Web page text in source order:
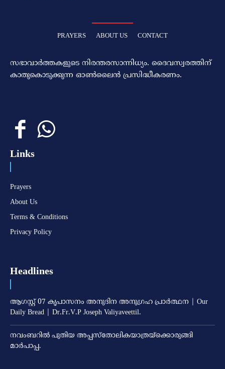
PRAYERS ABOUT US CONTACT
സഭാവാര്‍ത്തകളുടെ നിരന്തരസാന്നിധ്യം. ദൈവസ്വരത്തിന്‌
കാതുകൊടുക്കുന്ന ഓണ്‍ലൈന്‍ പ്രസിദ്ധീകരണം.
Links
Prayers
About Us
Terms & Conditions
Privacy Policy
Headlines
ആഗസ്റ്റ് 07 കൃപാസനം അനുദിന അനുഗ്രഹ പ്രാർത്ഥന | Our
Daily Bread | Dr.Fr.V.P Joseph Valiyaveettil.
നവംബറില്‍ പുതിയ അപ്പസ്‌തോലികയാത്രയ്‌ക്കൊരുങ്ങി
മാര്‍പാപ്പ.